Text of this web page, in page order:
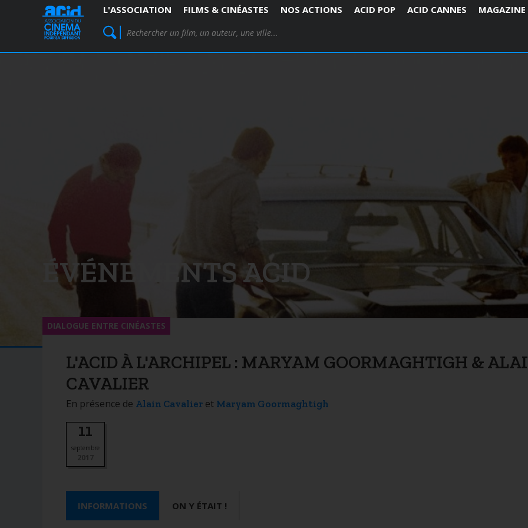
ÉVÉNEMENTS ACID
L'ACID À L'ARCHIPEL : MARYAM GOORMAGHTIGH &
CAVALIER
En présence de Alain Cavalier et Maryam Goormaghtigh
11
septembre
INFORMATIONS ON Y ÉTAIT !
DIALOGUE ENTRE CINÉASTES
L'ASSOCIATION FILMS & CINÉASTES NOS ACTIONS ACID POP ACID CANNES MAGAZINE